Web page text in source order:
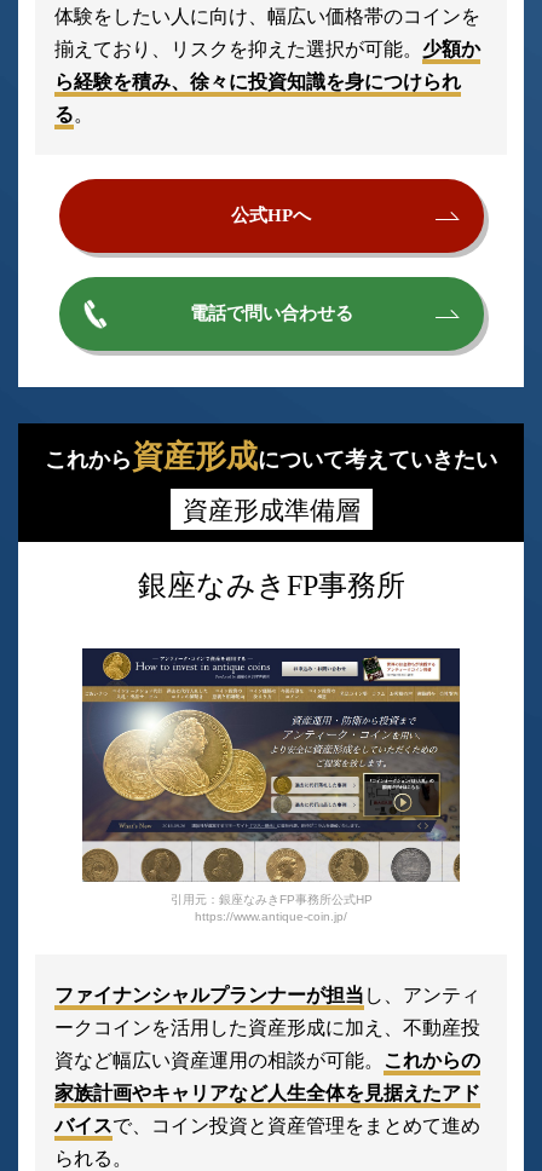
体験をしたい人に向け、幅広い価格帯のコインを
揃えており、リスクを抑えた選択が可能。 少額か
ら経験を積み、徐々に投資知識を身につけられ
る。
公式HPへ
電話で問い合わせる
これから資産形成について考えていきたい
資産形成準備層
銀座なみきFP事務所
引用元：銀座なみきFP事務所公式HP
https://www.antique-coin.jp/
ファイナンシャルプランナーが担当 し、アンティ
ークコインを活用した資産形成に加え、不動産投
資など幅広い資産運用の相談が可能。
これからの
家族計画やキャリアなど人生全体を見据えたアド
バイスで、コイン投資と資産管理をまとめて進め
られる。